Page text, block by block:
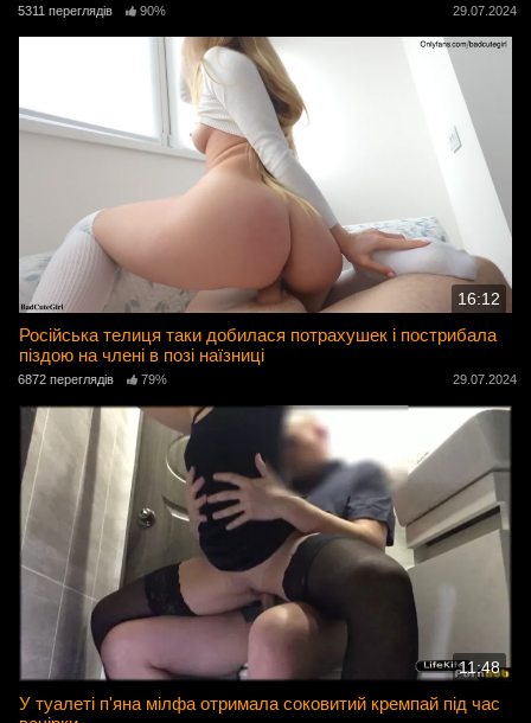
5311 переглядів 90% 29.07.2024
16:12
Російська телиця таки добилася потрахушек і пострибала
піздою на члені в позі наїзниці
6872 переглядів 79% 29.07.2024
11:48
У туалеті п'яна мілфа отримала соковитий кремпай під час